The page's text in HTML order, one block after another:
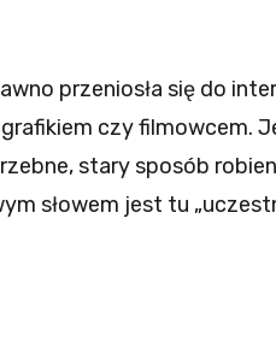
przeniosła się do
czy filmowcem.
stary sposób
słowem jest tu